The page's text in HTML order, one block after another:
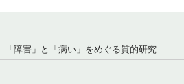
「障害」と「病い」をめぐる質的研究